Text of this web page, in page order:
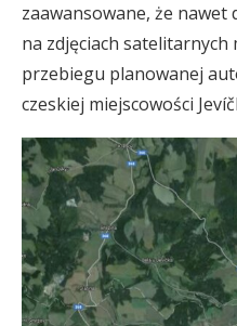
zaawansowane, że nawet
na zdjęciach satelitarnych
przebiegu planowanej
czeskiej miejscowości